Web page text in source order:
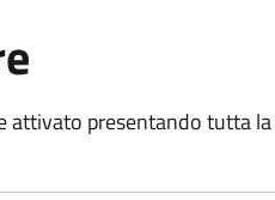
attivato presentando tutta